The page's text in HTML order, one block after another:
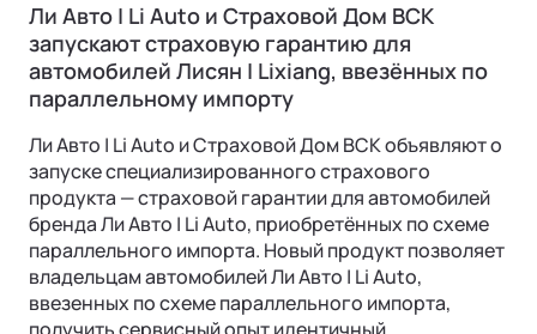
Ли Авто | Li Auto и Страховой Дом ВСК
запускают страховую гарантию для
автомобилей Лисян | Lixiang, ввезённых по
параллельному импорту
Ли Авто | Li Auto и Страховой Дом ВСК объявляют о
запуске специализированного страхового
продукта — страховой гарантии для автомобилей
бренда Ли Авто | Li Auto, приобретённых по схеме
параллельного импорта. Новый продукт позволяет
владельцам автомобилей Ли Авто | Li Auto,
ввезенных по схеме параллельного импорта,